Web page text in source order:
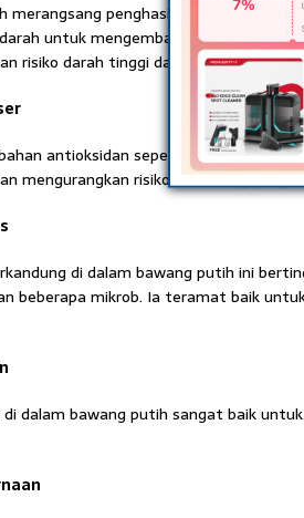
penghasilan nitric oxide
untuk mengembang dan
risiko darah tinggi dan strok.
antioksidan seperti selenium
mengurangkan risiko seseorang yang
di dalam bawang putih ini
beberapa mikrob. Ia teramat baik
dalam bawang putih sangat baik